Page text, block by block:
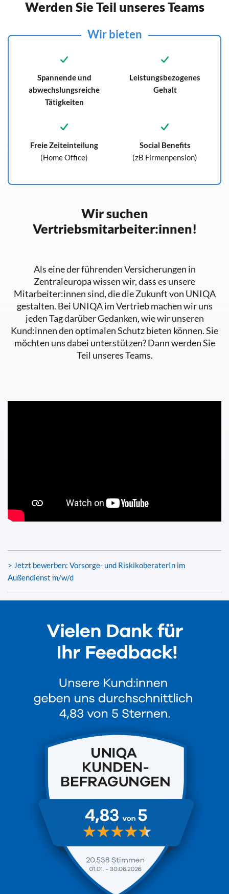
Werden Sie Teil unseres Teams
Wir bieten
Spannende und
abwechslungsreiche
Tätigkeiten
Leistungsbezogenes
Gehalt
Freie Zeiteinteilung
(Home Office)
Social Benefits
(zB Firmenpension)
Wir suchen
Vertriebsmitarbeiter:innen!
Als eine der führenden Versicherungen in
Zentraleuropa wissen wir, dass es unsere
Mitarbeiter:innen sind, die die Zukunft von UNIQA
gestalten. Bei UNIQA im Vertrieb machen wir uns
jeden Tag darüber Gedanken, wie wir unseren
Kund:innen den optimalen Schutz bieten können. Sie
möchten uns dabei unterstützen? Dann werden Sie
Teil unseres Teams.
> Jetzt bewerben: Vorsorge- und RiskikoberaterIn im
Außendienst m/w/d